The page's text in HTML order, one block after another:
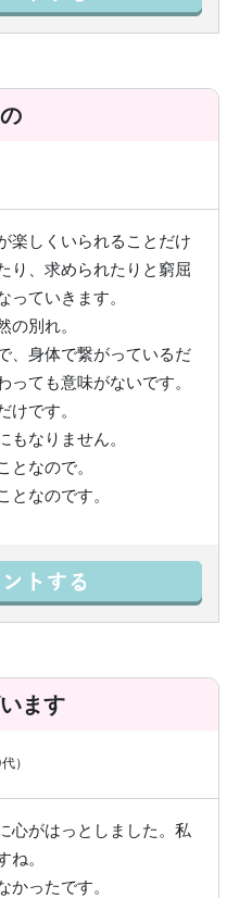
楽しくいられることだけ
り、求められたりと窮屈
っていきます。
別れ。
、身体で繋がっているだ
ても意味がないです。
です。
なりません。
なので。
なのです。
ます
代）
心がはっとしました。私
。
ったです。